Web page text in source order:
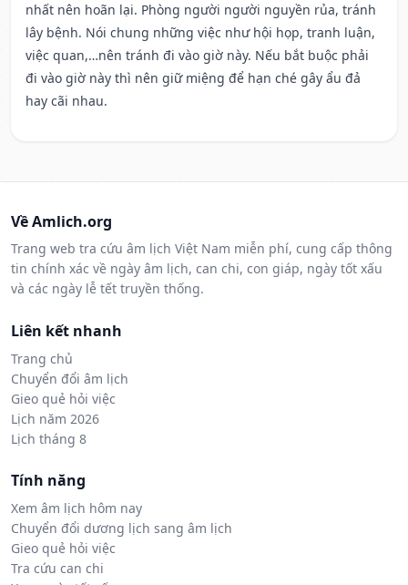
nhất nên hoãn lại. Phòng người người nguyền rủa, tránh
lây bệnh. Nói chung những việc như hội họp, tranh luận,
việc quan,…nên tránh đi vào giờ này. Nếu bắt buộc phải
đi vào giờ này thì nên giữ miệng để hạn ché gây ẩu đả
hay cãi nhau.
Về Amlich.org
Trang web tra cứu âm lịch Việt Nam miễn phí, cung cấp thông
tin chính xác về ngày âm lịch, can chi, con giáp, ngày tốt xấu
và các ngày lễ tết truyền thống.
Liên kết nhanh
Trang chủ
Chuyển đổi âm lịch
Gieo quẻ hỏi việc
Lịch năm 2026
Lịch tháng 8
Tính năng
Xem âm lịch hôm nay
Chuyển đổi dương lịch sang âm lịch
Gieo quẻ hỏi việc
Tra cứu can chi